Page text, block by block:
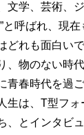
文学、芸術、
と呼ばれ、現
どれも面白い
、物のない時
青春時代を過
生は、T型フ
、とインタビ